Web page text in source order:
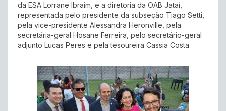
da ESA Lorrane Ibraim, e a diretoria da OAB Jataí,
representada pelo presidente da subseção Tiago Setti,
pela vice-presidente Alessandra Heronville, pela
secretária-geral Hosane Ferreira, pelo secretário-geral
adjunto Lucas Peres e pela tesoureira Cassia Costa.